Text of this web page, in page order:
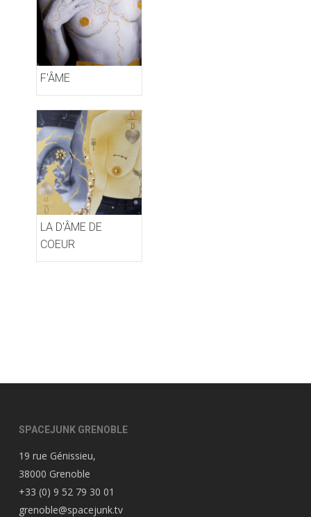
F'ÂME
LA D'ÂME DE
COEUR
SPACEJUNK GRENOBLE
19 rue Génissieu,
38000 Grenoble
+33 (0) 9 52 79 30 01
grenoble@spacejunk.tv